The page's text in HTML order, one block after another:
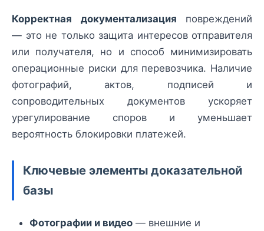
Корректная документализация повреждений
— это не только защита интересов отправителя
или получателя, но и способ минимизировать
операционные риски для перевозчика. Наличие
фотографий, актов, подписей и
сопроводительных документов ускоряет
урегулирование споров и уменьшает
вероятность блокировки платежей.
Ключевые элементы доказательной
базы
Фотографии и видео — внешние и